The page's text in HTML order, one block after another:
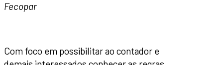
Fecopar
Com foco em possibilitar ao contador e